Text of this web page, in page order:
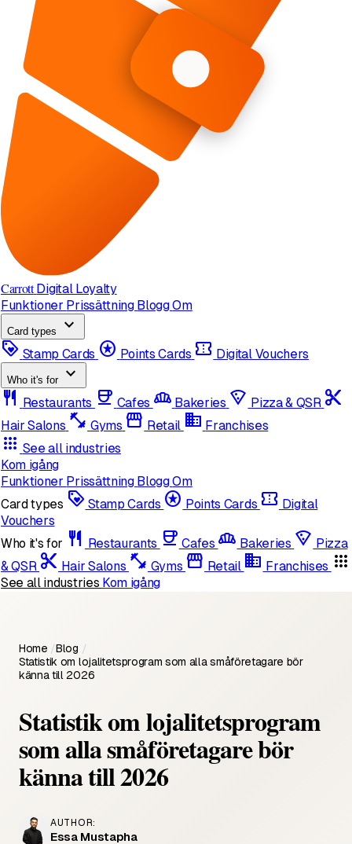
Carrott Digital Loyalty
Funktioner Prissättning BloggOm
Card types
expand_more
loyalty Stamp Cards stars Points Cards confirmation_number Digital Vouchers
Who it's for expand_more
restaurant Restaurants coffee Cafes bakery_dining Bakeries local_pizza Pizza & QSR content_cut
Hair Salons fitness_center Gyms storefront Retail domain Franchises
apps See all industries
Kom igång
Funktioner Prissättning BloggOm
Card types loyalty Stamp Cards stars Points Cards confirmation_number Digital
Vouchers
Who it's for restaurant Restaurants coffee Cafes bakery_dining Bakeries local_pizza Pizza
& QSR content_cut Hair Salons fitness_center Gyms storefront Retail domain Franchises apps
See all industries Kom igång
Home /Blog /
Statistik om lojalitetsprogram som alla småföretagare bör
känna till 2026
Statistik om lojalitetsprogram
som alla småföretagare bör
känna till 2026
AUTHOR:
Essa Mustapha